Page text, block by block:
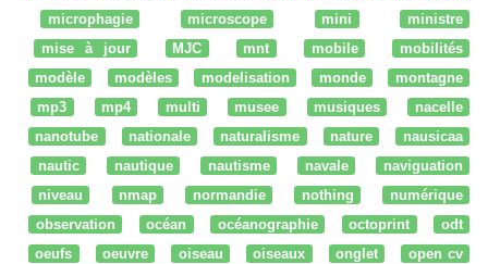
microphagie
microscope mini
ministre
mise à jour
MJC mnt mobile
mobilités
modèle
modèles modelisation monde
montagne
mp3
mp4 multi musee musiques
nacelle
nanotube
nationale naturalisme nature
nausicaa
nautic
nautique nautisme navale
naviguation
niveau
nmap normandie nothing
numérique
observation
océan océanographie octoprint
odt
oeufs
oeuvre oiseau oiseaux onglet
open cv